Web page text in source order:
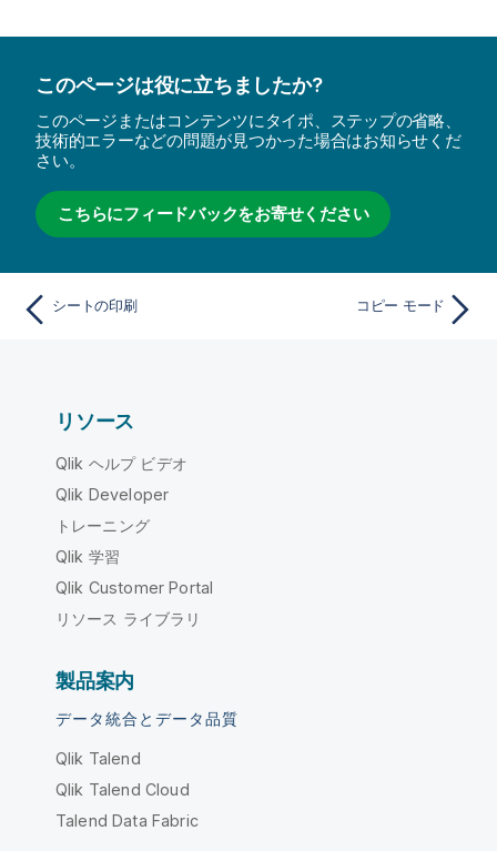
このページは役に立ちましたか?
このページまたはコンテンツにタイポ、ステップの省略、
技術的エラーなどの問題が見つかった場合はお知らせくだ
さい。
こちらにフィードバックをお寄せください
シートの印刷 コピー モード
リソース
Qlik ヘルプ ビデオ
Qlik Developer
トレーニング
Qlik 学習
Qlik Customer Portal
リソース ライブラリ
製品案内
データ統合とデータ品質
Qlik Talend
Qlik Talend Cloud
Talend Data Fabric